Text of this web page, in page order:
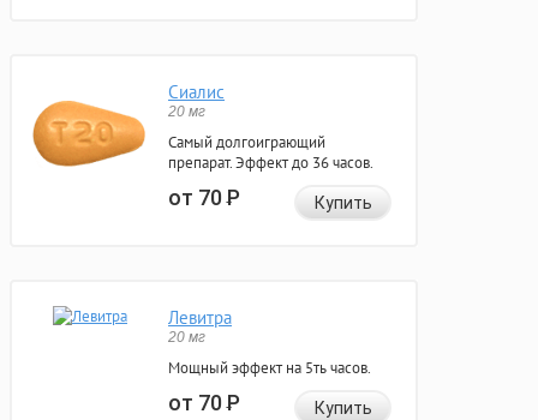
Сиалис
20 мг
Самый долгоиграющий
препарат. Эффект до 36 часов.
от 70Р Купить
Левитра
20 мг
Мощный эффект на 5ть часов.
от 70Р Купить